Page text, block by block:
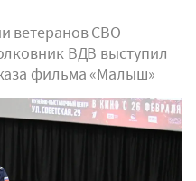
ветеранов СВО
ВДВ выступил
фильма «Малыш»